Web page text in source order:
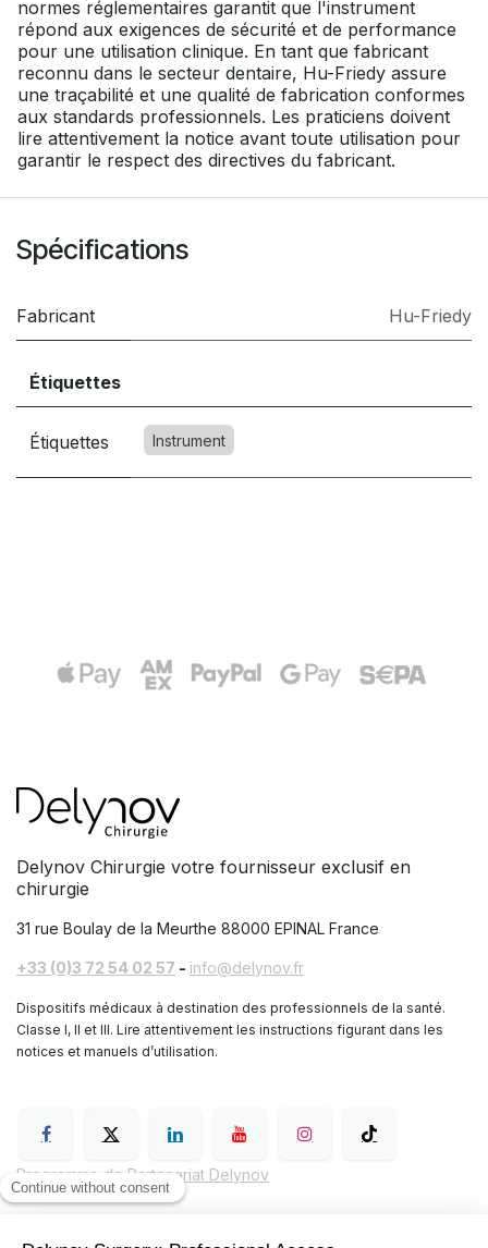
normes réglementaires garantit que l'instrument
répond aux exigences de sécurité et de performance
pour une utilisation clinique. En tant que fabricant
reconnu dans le secteur dentaire, Hu-Friedy assure
une traçabilité et une qualité de fabrication conformes
aux standards professionnels. Les praticiens doivent
lire attentivement la notice avant toute utilisation pour
garantir le respect des directives du fabricant.
Spécifications
Fabricant Hu-Friedy
Étiquettes
Étiquettes Instrument
Delynov Chirurgie votre fournisseur exclusif en
chirurgie
31 rue Boulay de la Meurthe 88000 EPINAL France
+33 (0)3 72 54 02 57 - info@delynov.fr
Dispositifs médicaux à destination des professionnels de la santé.
Classe I, II et III. Lire attentivement les instructions figurant dans les
notices et manuels d’utilisation.
Programme de Partenariat Delynov